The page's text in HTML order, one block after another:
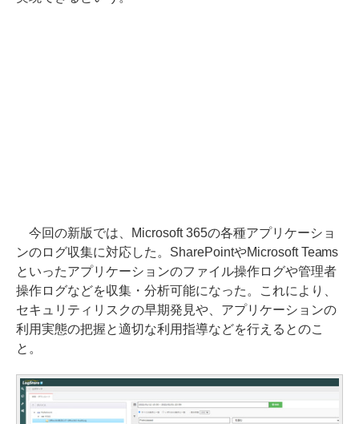
今回の新版では、Microsoft 365の各種アプリケーショ
ンのログ収集に対応した。SharePointやMicrosoft Teams
といったアプリケーションのファイル操作ログや管理者
操作ログなどを収集・分析可能になった。これにより、
セキュリティリスクの早期発見や、アプリケーションの
利用実態の把握と適切な利用指導などを行えるとのこ
と。